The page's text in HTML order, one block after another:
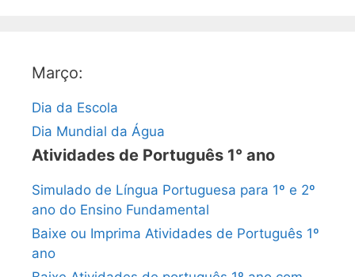
Março:
Dia da Escola
Dia Mundial da Água
Atividades de Português 1° ano
Simulado de Língua Portuguesa para 1º e 2º
ano do Ensino Fundamental
Baixe ou Imprima Atividades de Português 1º
ano